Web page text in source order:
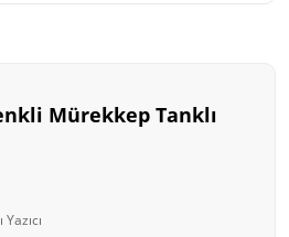
Mürekkep Tanklı
Yazıcı